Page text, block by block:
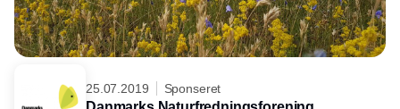
25.07.2019 Sponseret